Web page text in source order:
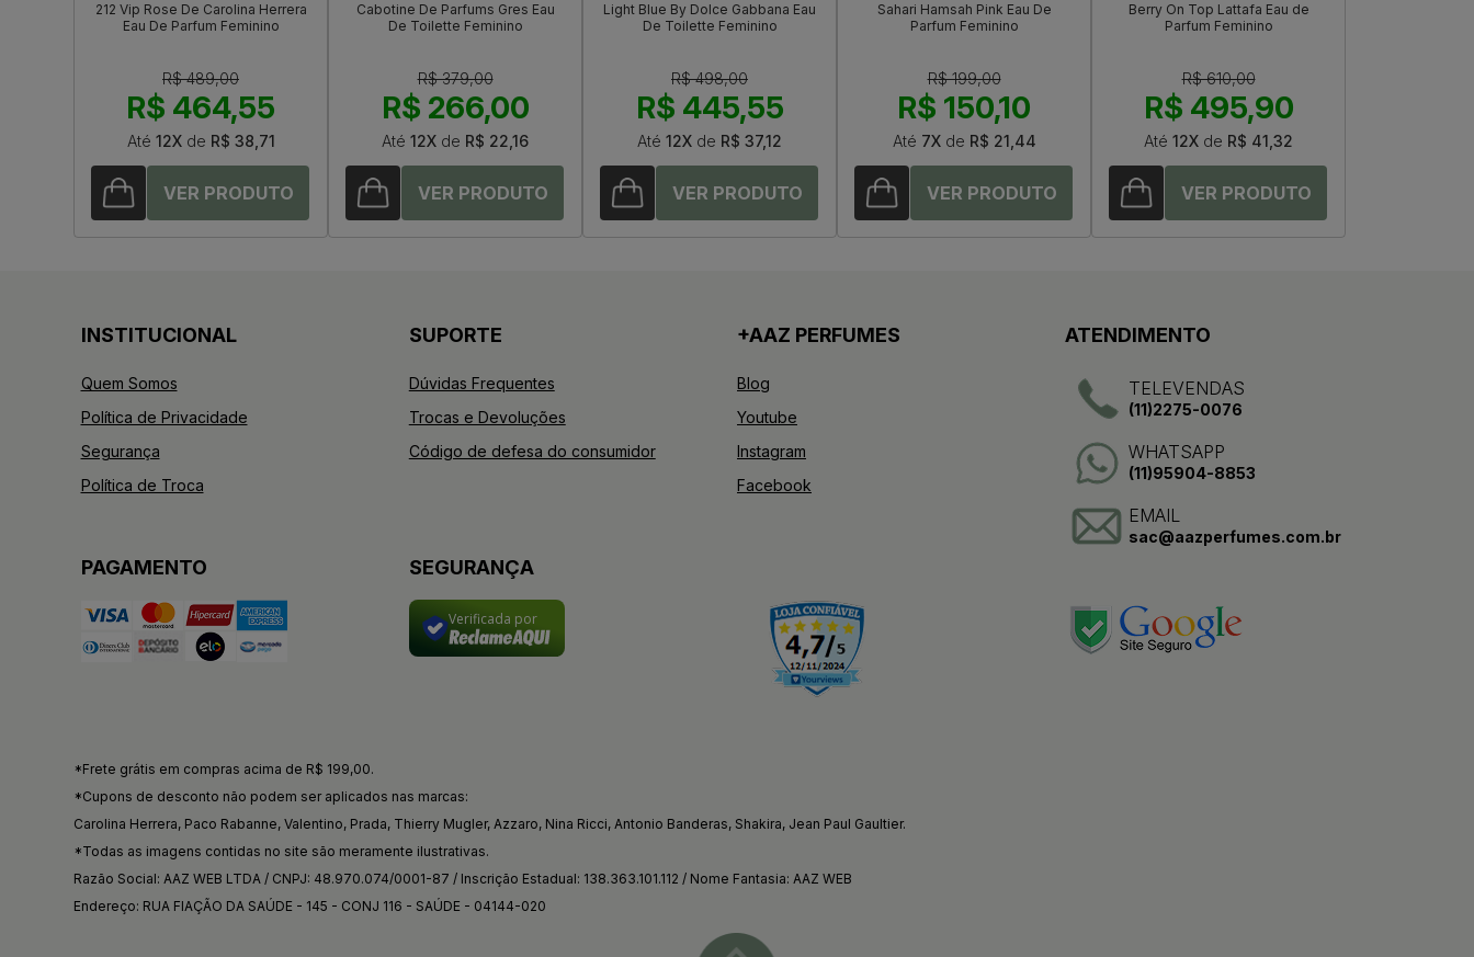
212 Vip Rose De Carolina Herrera
Eau De Parfum Feminino
R$ 489,00
R$ 464,55
Até 12Xde R$ 38,71
Cabotine De Parfums Gres Eau
De Toilette Feminino
R$ 379,00
R$ 266,00
Até 12X de R$ 22,16
Light Blue By Dolce Gabbana Eau
De Toilette Feminino
R$ 498,00
R$ 445,55
Até 12X de R$ 37,12
Sahari Hamsah Pink Eau De
Parfum Feminino
R$ 199,00
R$ 150,10
Até 7Xde R$ 21,44
Berry On Top Lattafa Eau de
Parfum Feminino
R$ 610,00
R$ 495,90
Até 12X de R$ 41,32
INSTITUCIONAL
Quem Somos
Política de Privacidade
Segurança
Política de Troca
SUPORTE
Dúvidas Frequentes
Trocas e Devoluções
Código de defesa do consumidor
+AAZ PERFUMES
Blog
Youtube
Instagram
Facebook
ATENDIMENTO
TELEVENDAS
(11)2275-0076
WHATSAPP
(11)95904-8853
EMAIL
sac@aazperfumes.com.br
PAGAMENTO SEGURANÇA
Verificada por
*Frete grátis em compras acima de R$ 199,00.
*Cupons de desconto não podem ser aplicados nas marcas:
Carolina Herrera, Paco Rabanne, Valentino, Prada, Thierry Mugler, Azzaro, Nina Ricci, Antonio Banderas, Shakira, Jean Paul Gaultier.
*Todas as imagens contidas no site são meramente ilustrativas.
Razão Social: AAZ WEB LTDA / CNPJ: 48.970.074/0001-87 / Inscrição Estadual: 138.363.101.112 / Nome Fantasia: AAZ WEB
Endereço: RUA FIAÇÃO DA SAÚDE - 145 - CONJ 116 - SAÚDE - 04144-020